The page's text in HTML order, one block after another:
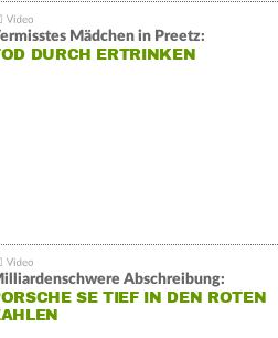
Mädchen in Preetz:
DURCH ERTRINKEN
Abschreibung:
SE TIEF IN DEN ROTEN